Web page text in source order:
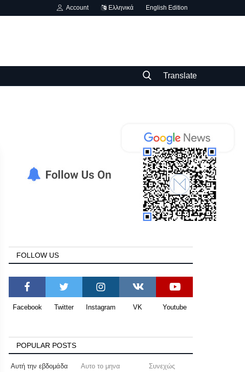
Account Ελληνικά English Edition
Translate
FOLLOW US
Facebook Twitter Instagram VK Youtube
POPULAR POSTS
Αυτή την εβδομάδα Αυτο το μηνα Συνεχώς